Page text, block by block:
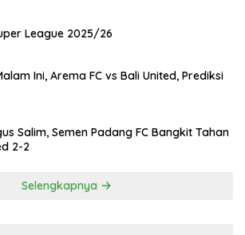
League 2025/26
Ini, Arema FC vs Bali United, Prediksi
Salim, Semen Padang FC Bangkit Tahan
2-2
Selengkapnya